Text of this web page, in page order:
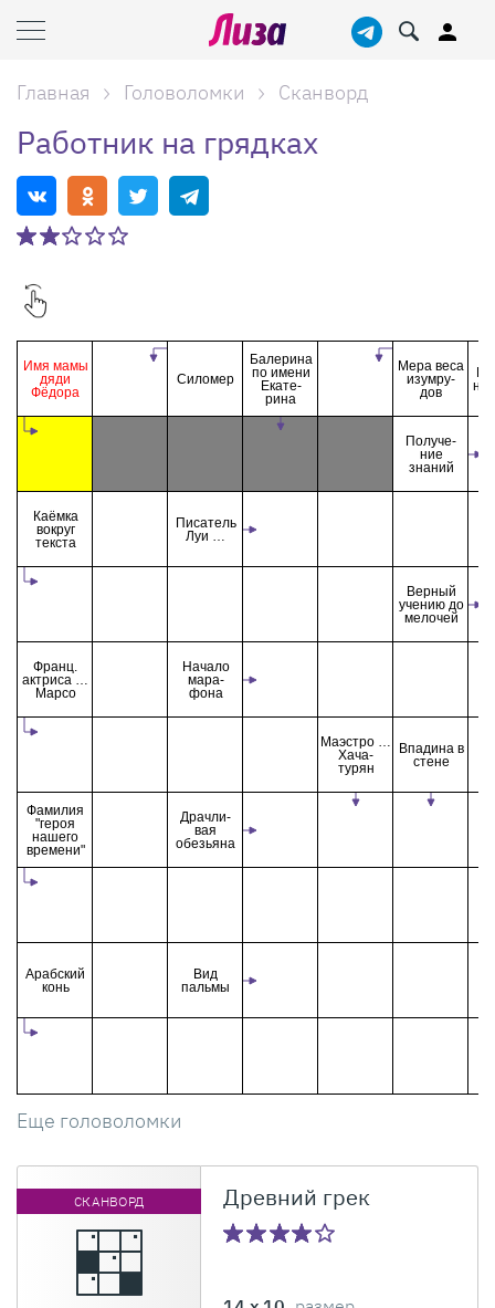
Главная Головоломки Сканворд
Работник на грядках
Имя мамы
дяди
Фёдора
Каёмка
вокруг
текста
Франц.
актриса …
Марсо
Фамилия
"героя
нашего
времени"
Арабский
конь
Силомер
Писатель
Луи …
Начало
мара-
фона
Драчли-
вая
обезьяна
Вид
пальмы
Балерина
по имени
Екате-
рина
Маэстро …
Хача-
турян
Мера веса
изумру-
дов
Получе-
ние
знаний
Верный
учению до
мелочей
Впадина в
стене
на
Еще головоломки
СКАНВОРД Древний грек